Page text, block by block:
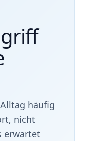
häufig
nicht
erwartet